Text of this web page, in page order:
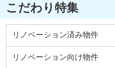
こだわり特集
リノベーション済み物件
リノベーション向け物件